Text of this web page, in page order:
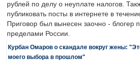
рублей по делу о неуплате налогов.
публиковать посты в интернете в
Приговор был вынесен заочно - блогер
пределами России.
Курбан Омаров о скандале вокруг жены:
моего выбора в прошлом"